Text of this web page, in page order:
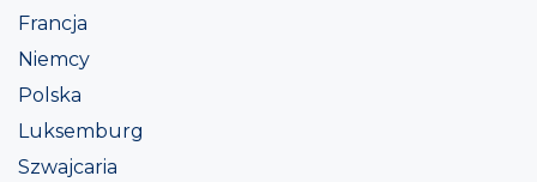
Francja
Niemcy
Polska
Luksemburg
Szwajcaria